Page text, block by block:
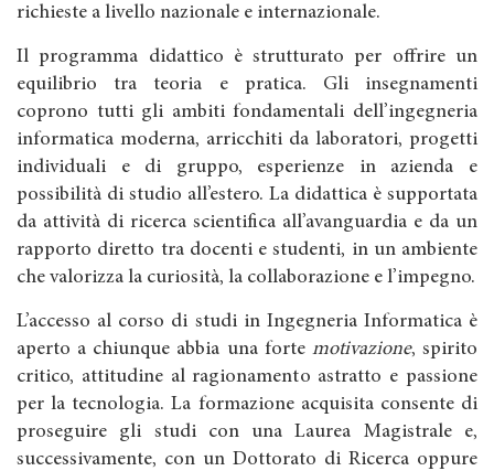
richieste a livello nazionale e internazionale.
Il programma didattico è strutturato per offrire un
equilibrio tra teoria e pratica. Gli insegnamenti
coprono tutti gli ambiti fondamentali dell’ingegneria
informatica moderna, arricchiti da laboratori, progetti
individuali e di gruppo, esperienze in azienda e
possibilità di studio all’estero. La didattica è supportata
da attività di ricerca scientifica all’avanguardia e da un
rapporto diretto tra docenti e studenti, in un ambiente
che valorizza la curiosità, la collaborazione e l’impegno.
L’accesso al corso di studi in Ingegneria Informatica è
aperto a chiunque abbia una forte motivazione, spirito
critico, attitudine al ragionamento astratto e passione
per la tecnologia. La formazione acquisita consente di
proseguire gli studi con una Laurea Magistrale e,
successivamente, con un Dottorato di Ricerca oppure